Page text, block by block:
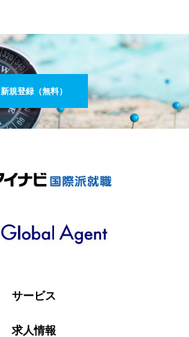
新規登録（無料）
サービス
求人情報